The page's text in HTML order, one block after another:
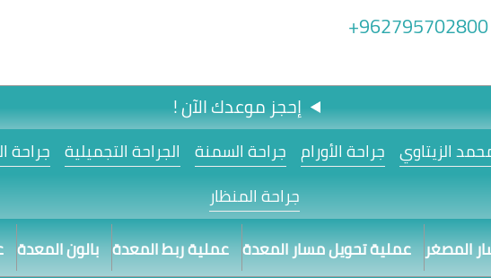
962795702800+
إحجز موعدك الآن !
الزيتاوي جراحة الأورام جراحة السمنة الجراحة التجميلية جراحة
جراحة المنظار
المصغر عملية تحويل مسار المعدة عملية ربط المعدة بالون المعدة